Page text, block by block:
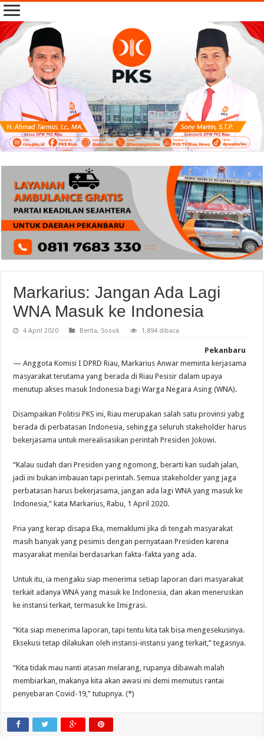
Markarius: Jangan Ada Lagi
WNA Masuk ke Indonesia
4 April 2020 Berita, Sosok 1,894 dibaca
Pekanbaru
— Anggota Komisi I DPRD Riau, Markarius Anwar meminta kerjasama
masyarakat terutama yang berada di Riau Pesisir dalam upaya
menutup akses masuk Indonesia bagi Warga Negara Asing (WNA).
Disampaikan Politisi PKS ini, Riau merupakan salah satu provinsi yabg
berada di perbatasan Indonesia, sehingga seluruh stakeholder harus
bekerjasama untuk merealisasikan perintah Presiden Jokowi.
“Kalau sudah dari Presiden yang ngomong, berarti kan sudah jalan,
jadi ini bukan imbauan tapi perintah. Semua stakeholder yang jaga
perbatasan harus bekerjasama, jangan ada lagi WNA yang masuk ke
Indonesia,” kata Markarius, Rabu, 1 April 2020.
Pria yang kerap disapa Eka, memaklumi jika di tengah masyarakat
masih banyak yang pesimis dengan pernyataan Presiden karena
masyarakat menilai berdasarkan fakta-fakta yang ada.
Untuk itu, ia mengaku siap menerima setiap laporan dari masyarakat
terkait adanya WNA yang masuk ke Indonesia, dan akan meneruskan
ke instansi terkait, termasuk ke Imigrasi.
“Kita siap menerima laporan, tapi tentu kita tak bisa mengesekusinya.
Eksekusi tetap dilakukan oleh instansi-instansi yang terkait,” tegasnya.
“Kita tidak mau nanti atasan melarang, rupanya dibawah malah
membiarkan, makanya kita akan awasi ini demi memutus rantai
penyebaran Covid-19,” tutupnya. (*)